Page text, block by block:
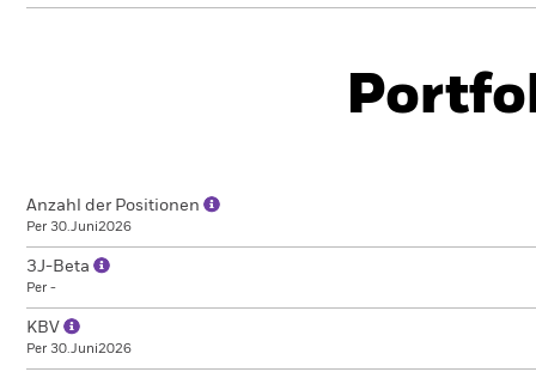
Anzahl der Positionen
Per 30.Juni2026
3J-Beta
Per -
KBV
Per 30.Juni2026